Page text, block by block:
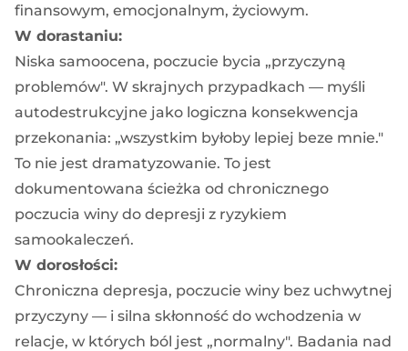
finansowym, emocjonalnym, życiowym.
W dorastaniu:
Niska samoocena, poczucie bycia „przyczyną
problemów". W skrajnych przypadkach — myśli
autodestrukcyjne jako logiczna konsekwencja
przekonania: „wszystkim byłoby lepiej beze mnie."
To nie jest dramatyzowanie. To jest
dokumentowana ścieżka od chronicznego
poczucia winy do depresji z ryzykiem
samookaleczeń.
W dorosłości:
Chroniczna depresja, poczucie winy bez uchwytnej
przyczyny — i silna skłonność do wchodzenia w
relacje, w których ból jest „normalny". Badania nad